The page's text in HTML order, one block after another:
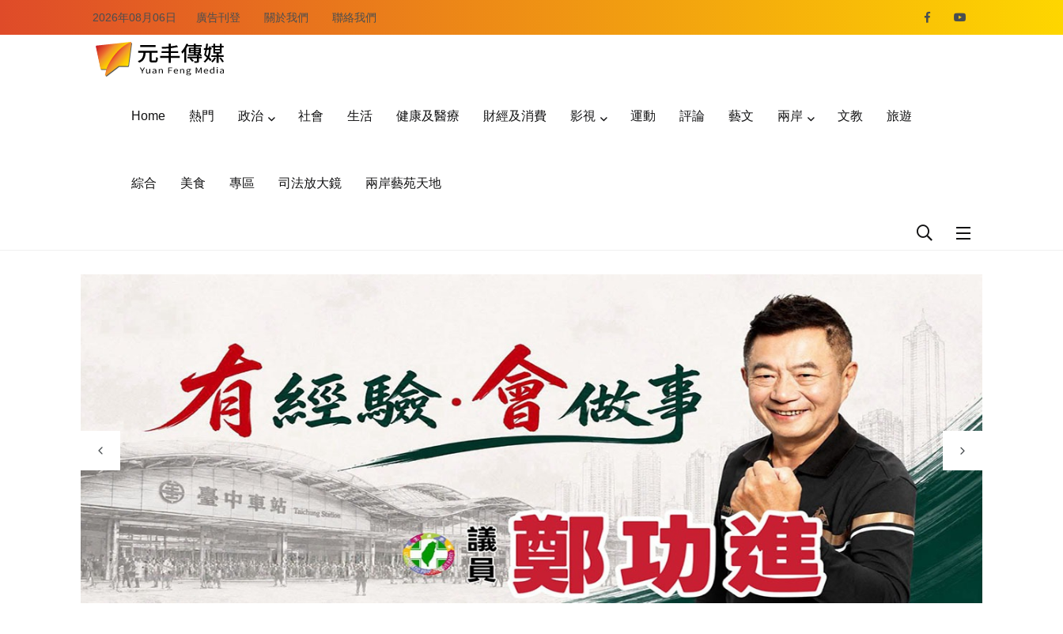
2026年08月06日 廣告刊登 關於我們 聯絡我們
Home 熱門 政治 社會 生活 健康及醫療 財經及消費 影視 運動 評論 藝文 兩岸 文教 旅遊
綜合 美食 專區 司法放大鏡 兩岸藝苑天地